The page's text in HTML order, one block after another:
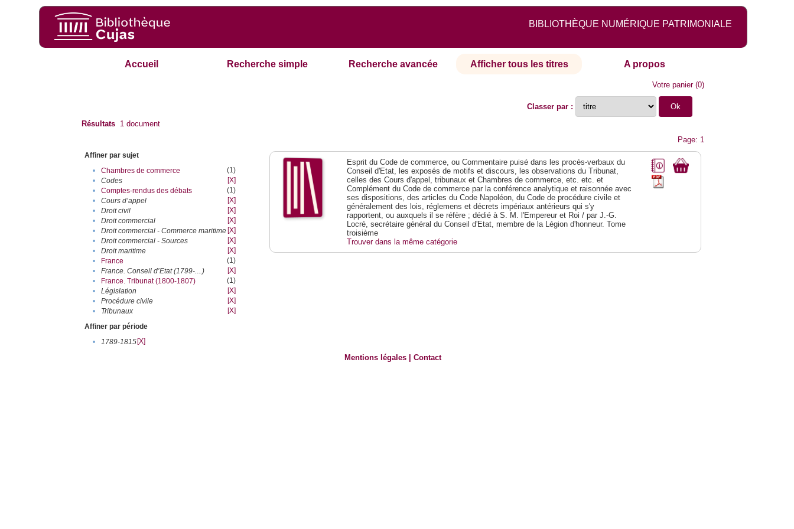
BIBLIOTHÈQUE NUMÉRIQUE PATRIMONIALE
Accueil Recherche simple Recherche avancée Afficher tous les titres A propos
Votre panier(0)
Classer par :
Résultats 1 document
Page: 1
Affiner par sujet
•
Chambres de commerce
(1)
•
Codes
[X]
•
Comptes-rendus des débats
(1)
•
Cours d’appel
[X]
•
Droit civil
[X]
•
Droit commercial
[X]
•
Droit commercial - Commerce maritime [X]
•
Droit commercial - Sources
[X]
•
Droit maritime
[X]
•
France
(1)
•
France. Conseil d’Etat (1799-....)
[X]
•
France. Tribunat (1800-1807)
(1)
•
Législation
[X]
•
Procédure civile
[X]
•
Tribunaux
[X]
Affiner par période
•
1789-1815[X]
Esprit du Code de commerce, ou Commentaire puisé dans les procès-verbaux du
Conseil d'Etat, les exposés de motifs et discours, les observations du Tribunat,
celles des Cours d'appel, tribunaux et Chambres de commerce, etc. etc. et
Complément du Code de commerce par la conférence analytique et raisonnée avec
ses dispositions, des articles du Code Napoléon, du Code de procédure civile et
généralement des lois, réglemens et décrets impériaux antérieurs qui s'y
rapportent, ou auxquels il se réfère ; dédié à S. M. l'Empereur et Roi / par J.-G.
Locré, secrétaire général du Conseil d'Etat, membre de la Légion d'honneur. Tome
troisième
Trouver dans la même catégorie
Mentions légales |Contact